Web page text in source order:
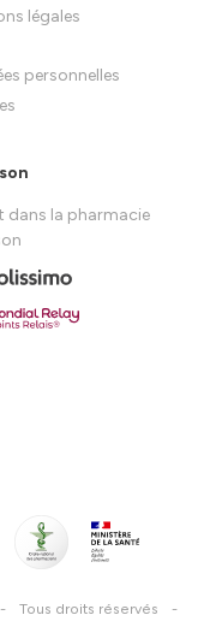
légales
personnelles
dans la pharmacie
- Tous droits réservés
-